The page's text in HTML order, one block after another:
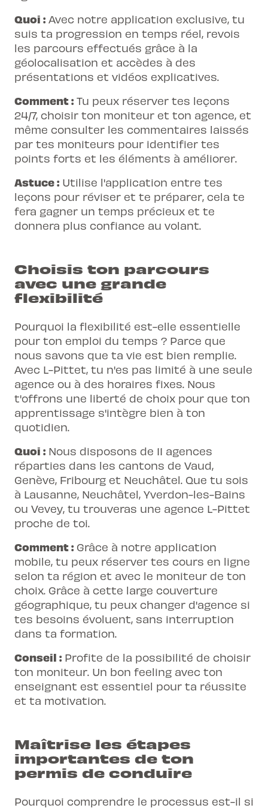
Quoi : Avec notre application exclusive, tu
suis ta progression en temps réel, revois
les parcours effectués grâce à la
géolocalisation et accèdes à des
présentations et vidéos explicatives.
Comment : Tu peux réserver tes leçons
24/7, choisir ton moniteur et ton agence, et
même consulter les commentaires laissés
par tes moniteurs pour identifier tes
points forts et les éléments à améliorer.
Astuce : Utilise l'application entre tes
leçons pour réviser et te préparer, cela te
fera gagner un temps précieux et te
donnera plus confiance au volant.
Choisis ton parcours
avec une grande
flexibilité
Pourquoi la flexibilité est-elle essentielle
pour ton emploi du temps ? Parce que
nous savons que ta vie est bien remplie.
Avec L-Pittet, tu n'es pas limité à une seule
agence ou à des horaires fixes. Nous
t'offrons une liberté de choix pour que ton
apprentissage s'intègre bien à ton
quotidien.
Quoi : Nous disposons de 11 agences
réparties dans les cantons de Vaud,
Genève, Fribourg et Neuchâtel. Que tu sois
à Lausanne, Neuchâtel, Yverdon-les-Bains
ou Vevey, tu trouveras une agence L-Pittet
proche de toi.
Comment : Grâce à notre application
mobile, tu peux réserver tes cours en ligne
selon ta région et avec le moniteur de ton
choix. Grâce à cette large couverture
géographique, tu peux changer d'agence si
tes besoins évoluent, sans interruption
dans ta formation.
Conseil : Profite de la possibilité de choisir
ton moniteur. Un bon feeling avec ton
enseignant est essentiel pour ta réussite
et ta motivation.
Maîtrise les étapes
importantes de ton
permis de conduire
Pourquoi comprendre le processus est-il si